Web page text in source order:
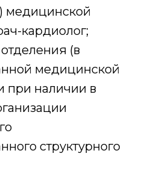
медицинской
кардиолог;
(в
медицинской
при наличии в
структурного